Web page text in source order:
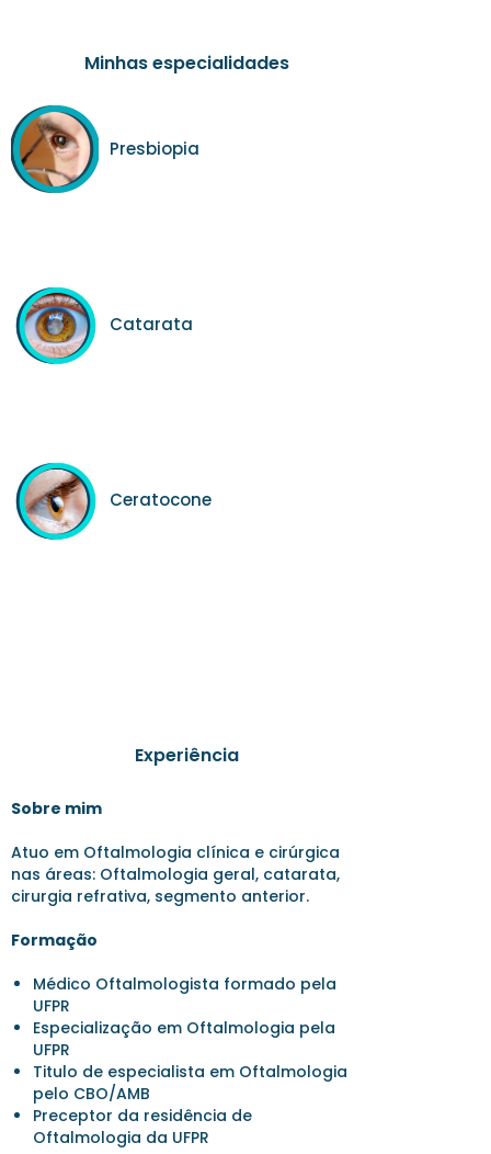
Minhas especialidades
Presbiopia
Catarata
Ceratocone
Experiência
Sobre mim
Atuo em Oftalmologia clínica e cirúrgica
nas áreas: Oftalmologia geral, catarata,
cirurgia refrativa, segmento anterior.
Formação
Médico Oftalmologista formado pela
UFPR
Especialização em Oftalmologia pela
UFPR
Titulo de especialista em Oftalmologia
pelo CBO/AMB
Preceptor da residência de
Oftalmologia da UFPR